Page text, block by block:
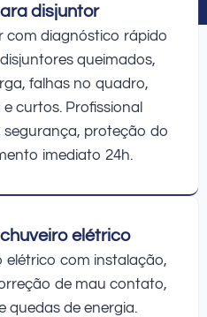
disjuntor
com diagnóstico rápido
queimados,
falhas no quadro,
curtos. Profissional
proteção do
imediato 24h.
elétrico
elétrico com instalação,
de mau contato,
quedas de energia.